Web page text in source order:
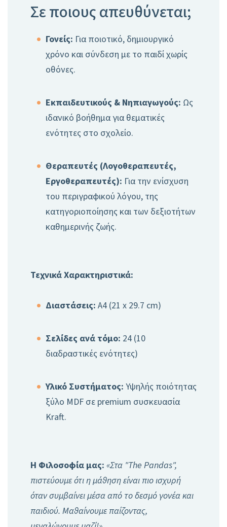
Σε ποιους απευθύνεται;
Γονείς: Για ποιοτικό, δημιουργικό
χρόνο και σύνδεση με το παιδί χωρίς
οθόνες.
Εκπαιδευτικούς & Νηπιαγωγούς: Ως
ιδανικό βοήθημα για θεματικές
ενότητες στο σχολείο.
Θεραπευτές (Λογοθεραπευτές,
Εργοθεραπευτές): Για την ενίσχυση
του περιγραφικού λόγου, της
κατηγοριοποίησης και των δεξιοτήτων
καθημερινής ζωής.
Τεχνικά Χαρακτηριστικά:
Διαστάσεις: A4 (21 x 29.7 cm)
Σελίδες ανά τόμο: 24 (10
διαδραστικές ενότητες)
Υλικό Συστήματος: Υψηλής ποιότητας
ξύλο MDF σε premium συσκευασία
Kraft.
Η Φιλοσοφία μας: «Στα "The Pandas",
πιστεύουμε ότι η μάθηση είναι πιο ισχυρή
όταν συμβαίνει μέσα από το δεσμό γονέα και
παιδιού. Μαθαίνουμε παίζοντας,